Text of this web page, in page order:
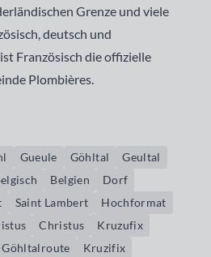
Grenze und viele
deutsch und
Französisch die offizielle
Plombières.
Gueule Göhltal
Geultal
Belgien
Dorf
Saint Lambert
Hochformat
Christus
Kruzufix
Göhltalroute Kruzifix